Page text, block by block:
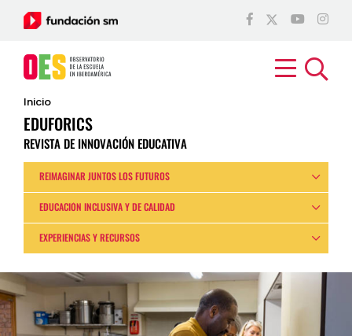
Inicio
EDUFORICS
REVISTA DE INNOVACIÓN EDUCATIVA
REIMAGINAR JUNTOS LOS FUTUROS
EDUCACIÓN INCLUSIVA Y DE CALIDAD
EXPERIENCIAS Y RECURSOS